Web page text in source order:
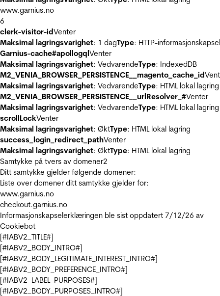
www.garnius.no
6
clerk-visitor-idVenter
Maksimal lagringsvarighet: 1 dagType: HTTP-informasjonskapsel
Garnius-cache#apollogqlVenter
Maksimal lagringsvarighet: VedvarendeType: IndexedDB
M2_VENIA_BROWSER_PERSISTENCE__magento_cache_id
Maksimal lagringsvarighet: VedvarendeType: HTML lokal lagring
M2_VENIA_BROWSER_PERSISTENCE__urlResolver_#Venter
Maksimal lagringsvarighet: VedvarendeType: HTML lokal lagring
scrollLockVenter
Maksimal lagringsvarighet: ØktType: HTML lokal lagring
success_login_redirect_pathVenter
Maksimal lagringsvarighet: ØktType: HTML lokal lagring
Samtykke på tvers av domener2
Ditt samtykke gjelder følgende domener:
Liste over domener ditt samtykke gjelder for:
www.garnius.no
checkout.garnius.no
Informasjonskapselerklæringen ble sist oppdatert 7/12/26 av
Cookiebot
[#IABV2_TITLE#]
[#IABV2_BODY_INTRO#]
[#IABV2_BODY_LEGITIMATE_INTEREST_INTRO#]
[#IABV2_BODY_PREFERENCE_INTRO#]
[#IABV2_LABEL_PURPOSES#]
[#IABV2_BODY_PURPOSES_INTRO#]